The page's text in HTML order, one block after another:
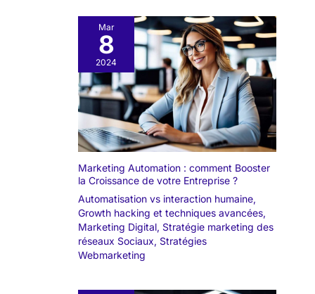
Mar
8
2024
Marketing Automation : comment Booster
la Croissance de votre Entreprise ?
Automatisation vs interaction humaine,
Growth hacking et techniques avancées,
Marketing Digital, Stratégie marketing des
réseaux Sociaux, Stratégies
Webmarketing